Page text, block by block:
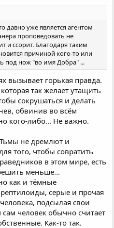
давно уже является агентом
проповедовать не
и ссорит. Благодаря таким
причиной кого-то или
под нож "во имя Добра" ...
вызывает горькая правда.
так желает утащить
сокрушаться и делать
обвинив во всём
кого-либо... Не важно.
не дремлют и
того, чтобы совратить
в этом мире, есть
меньше...
как и тёмные
серые и прочая
подсылая свои
человек обычно считает
Как-то так.